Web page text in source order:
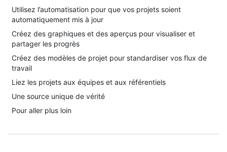
Utilisez l’automatisation pour que vos projets soient
automatiquement mis à jour
Créez des graphiques et des aperçus pour visualiser et
partager les progrès
Créez des modèles de projet pour standardiser vos flux de
travail
Liez les projets aux équipes et aux référentiels
Une source unique de vérité
Pour aller plus loin